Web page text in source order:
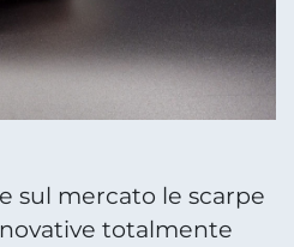
sul mercato le scarpe
totalmente